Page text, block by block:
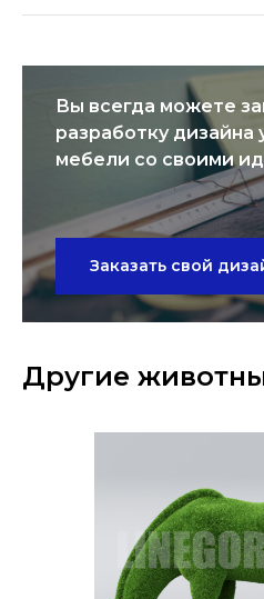
Вы всегда можете
разработку дизайна
мебели со своими
Заказать свой
Другие